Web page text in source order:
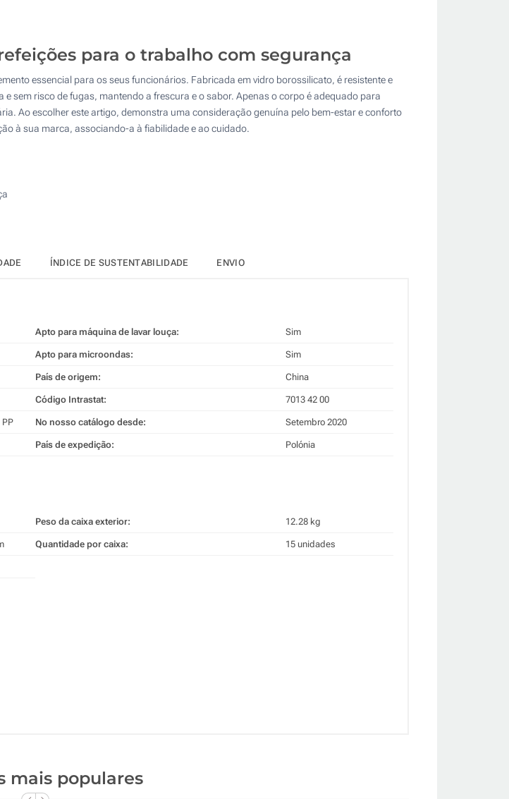
(Num lado)
Atualizar
para o trabalho com segurança
essencial para os seus funcionários. Fabricada em vidro borossilicato, é resistente e
sem risco de fugas, mantendo a frescura e o sabor. Apenas o corpo é adequado para
Ao escolher este artigo, demonstra uma consideração genuína pelo bem-estar e conforto
à sua marca, associando-a à fiabilidade e ao cuidado.
ÍNDICE DE SUSTENTABILIDADE ENVIO
Apto para máquina de lavar louça: Sim
Apto para microondas: Sim
País de origem: China
Código Intrastat: 7013 42 00
No nosso catálogo desde: Setembro 2020
País de expedição: Polónia
Peso da caixa exterior: 12.28 kg
Quantidade por caixa: 15 unidades
mais populares